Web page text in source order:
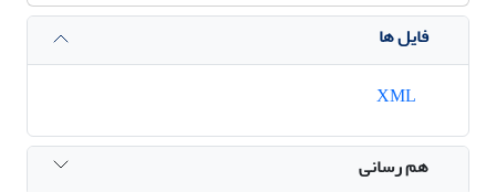
فایل ها
هم رسانی